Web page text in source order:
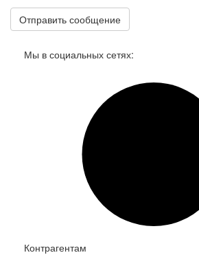
увеличенным ходом штока
Мы в социальных сетях:
Контрагентам